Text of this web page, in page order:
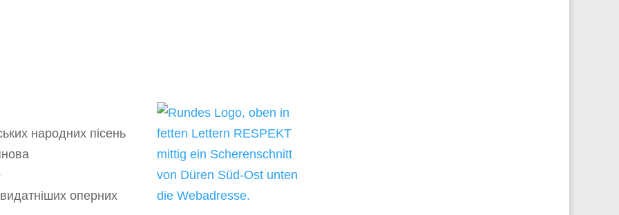
народних пісень
оперних